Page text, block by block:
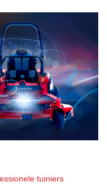
tuiniers